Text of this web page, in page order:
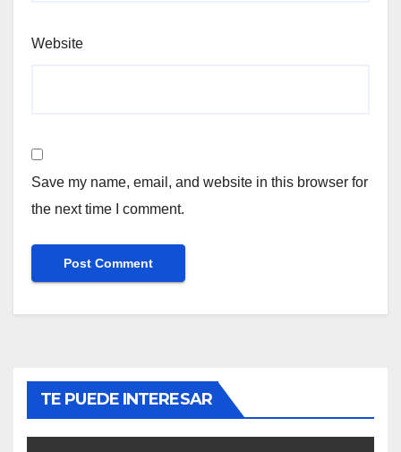
Website
Save my name, email, and website in this browser for
the next time I comment.
TE PUEDE INTERESAR